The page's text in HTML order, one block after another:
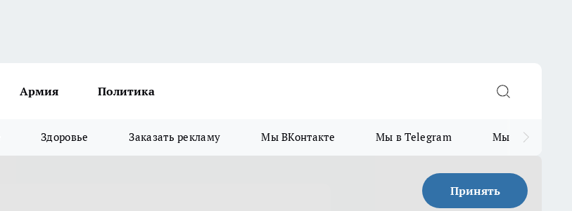
Армия Политика
Здоровье Заказать рекламу Мы ВКонтакте Мы в Telegram Мы в MAX
Принять